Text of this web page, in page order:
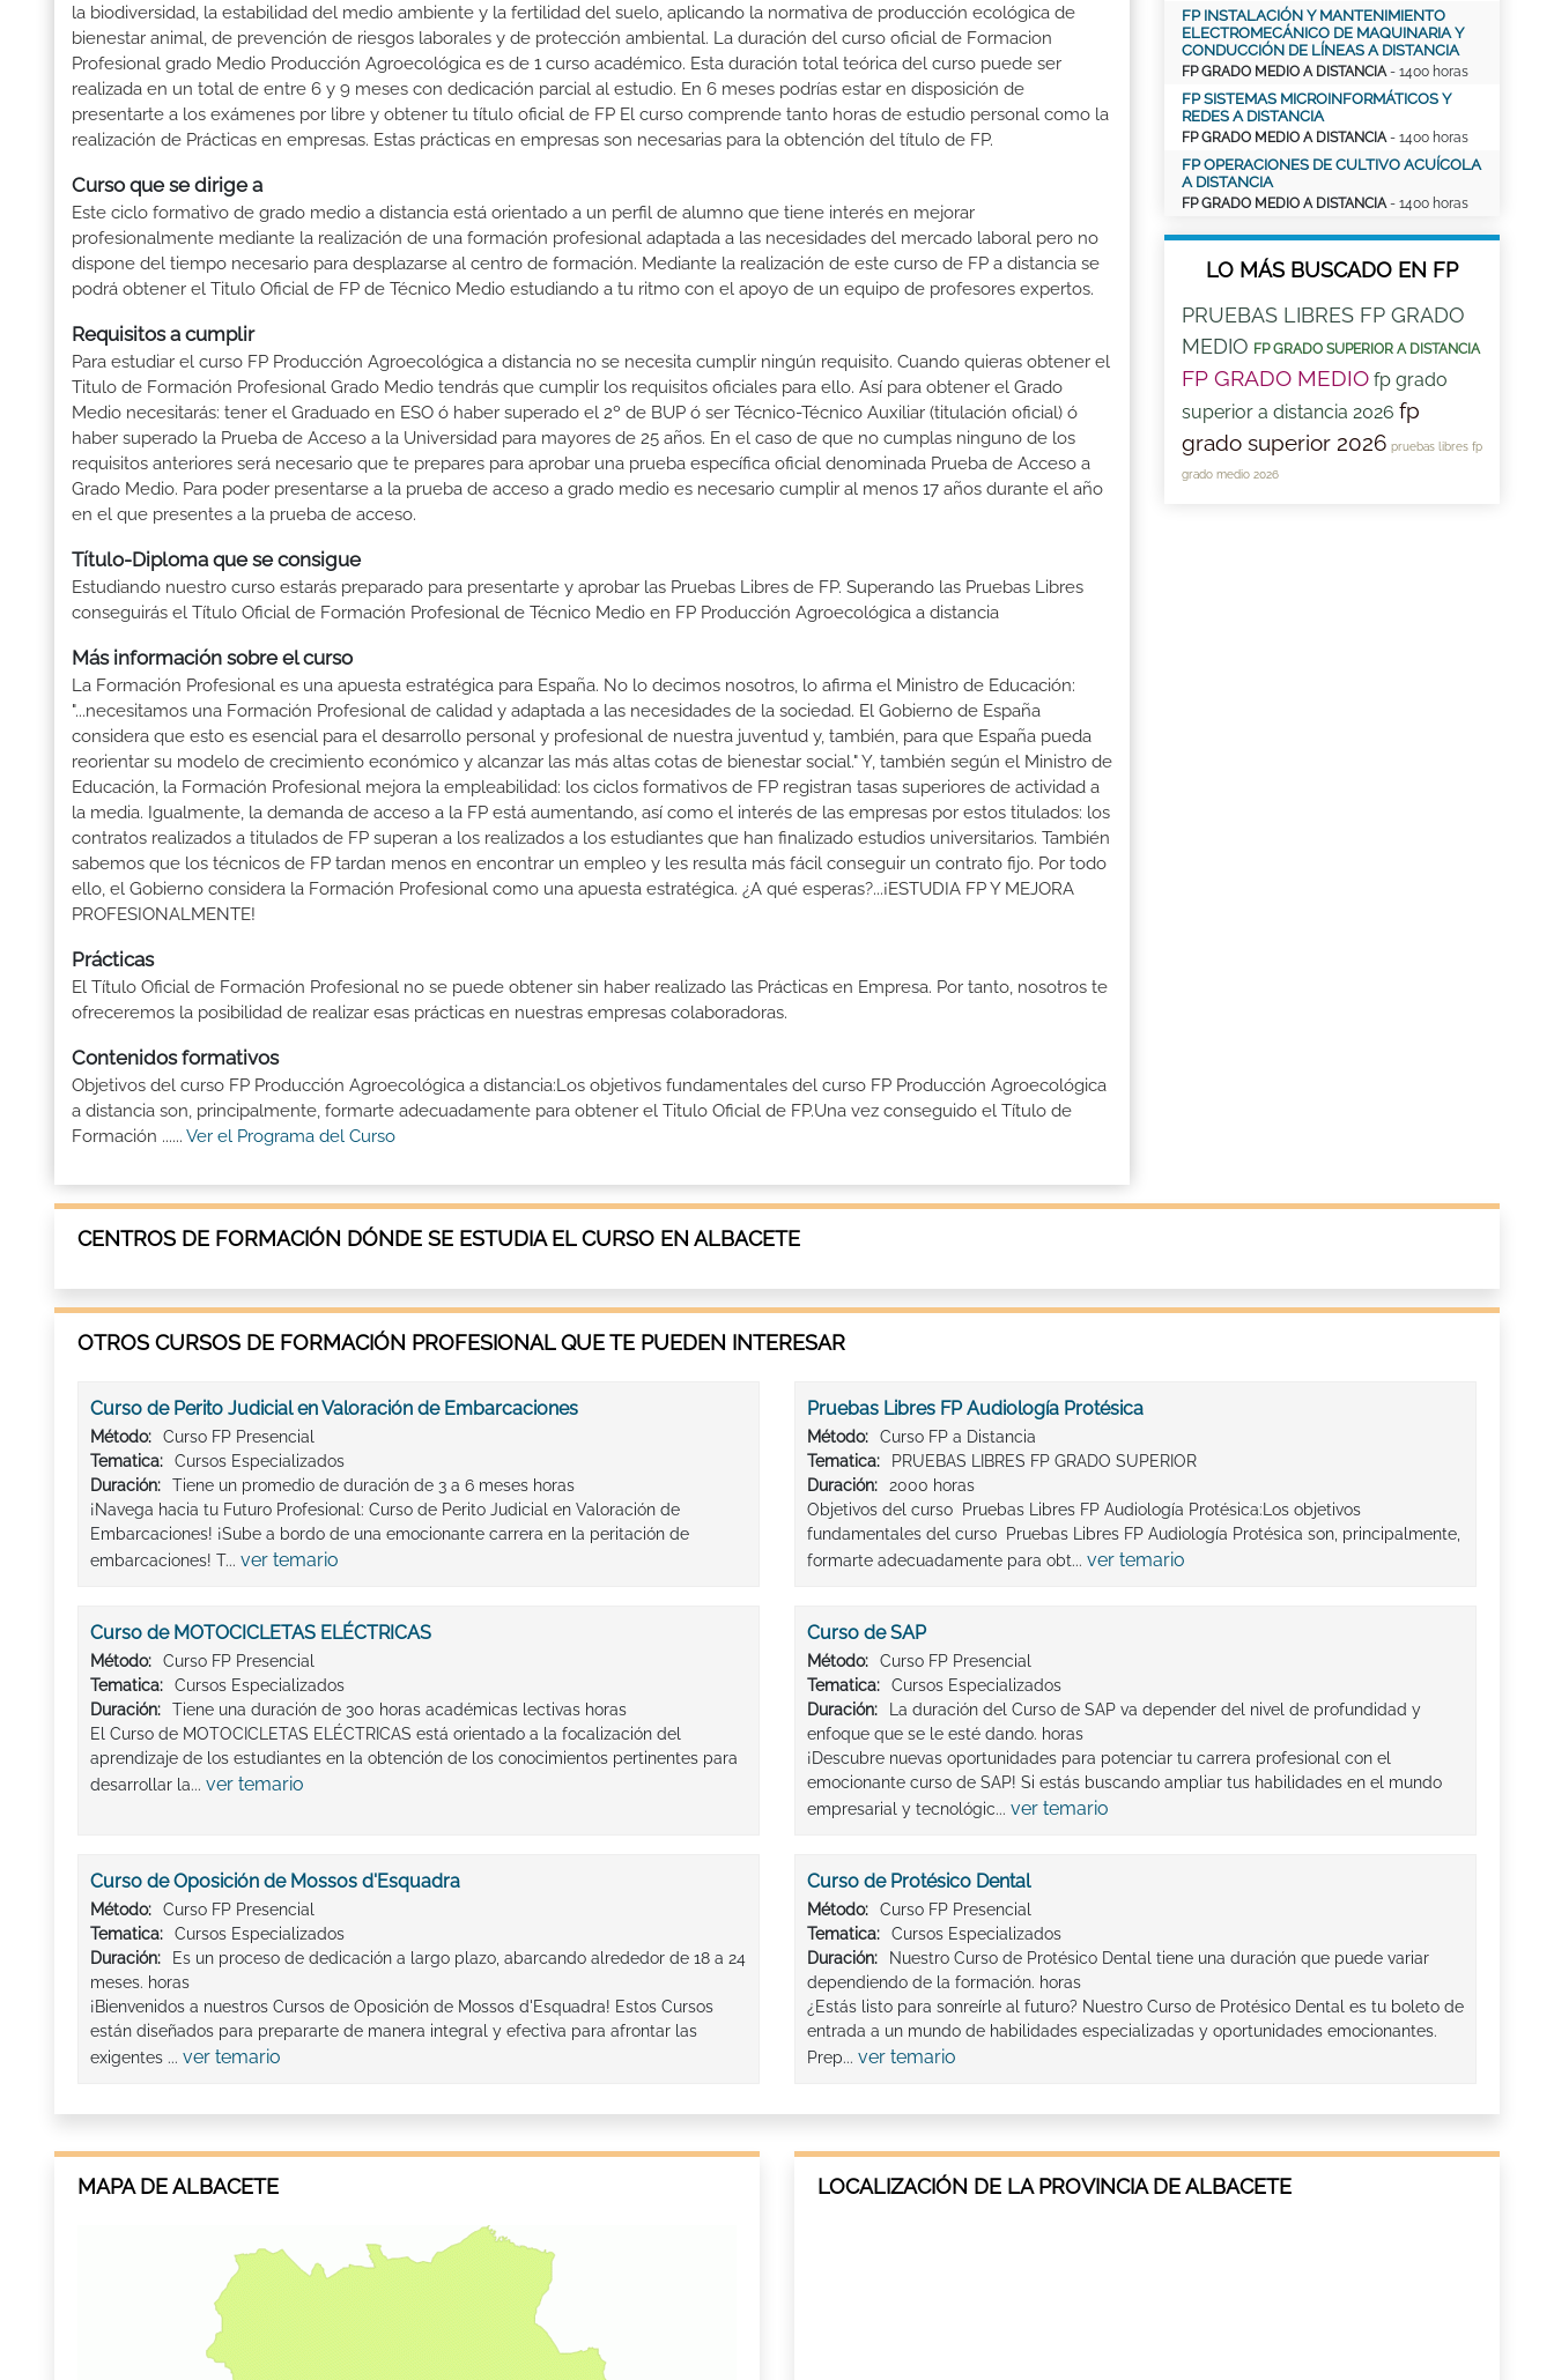
la biodiversidad, la estabilidad del medio ambiente y la fertilidad del suelo, aplicando la normativa de producción ecológica de
bienestar animal, de prevención de riesgos laborales y de protección ambiental. La duración del curso oficial de Formacion
Profesional grado Medio Producción Agroecológica es de 1 curso académico. Esta duración total teórica del curso puede ser
realizada en un total de entre 6 y 9 meses con dedicación parcial al estudio. En 6 meses podrías estar en disposición de
presentarte a los exámenes por libre y obtener tu título oficial de FP El curso comprende tanto horas de estudio personal como la
realización de Prácticas en empresas. Estas prácticas en empresas son necesarias para la obtención del título de FP.
Curso que se dirige a
Este ciclo formativo de grado medio a distancia está orientado a un perfil de alumno que tiene interés en mejorar
profesionalmente mediante la realización de una formación profesional adaptada a las necesidades del mercado laboral pero no
dispone del tiempo necesario para desplazarse al centro de formación. Mediante la realización de este curso de FP a distancia se
podrá obtener el Titulo Oficial de FP de Técnico Medio estudiando a tu ritmo con el apoyo de un equipo de profesores expertos.
Requisitos a cumplir
Para estudiar el curso FP Producción Agroecológica a distancia no se necesita cumplir ningún requisito. Cuando quieras obtener el
Titulo de Formación Profesional Grado Medio tendrás que cumplir los requisitos oficiales para ello. Así para obtener el Grado
Medio necesitarás: tener el Graduado en ESO ó haber superado el 2º de BUP ó ser Técnico-Técnico Auxiliar (titulación oficial) ó
haber superado la Prueba de Acceso a la Universidad para mayores de 25 años. En el caso de que no cumplas ninguno de los
requisitos anteriores será necesario que te prepares para aprobar una prueba específica oficial denominada Prueba de Acceso a
Grado Medio. Para poder presentarse a la prueba de acceso a grado medio es necesario cumplir al menos 17 años durante el año
en el que presentes a la prueba de acceso.
Título-Diploma que se consigue
Estudiando nuestro curso estarás preparado para presentarte y aprobar las Pruebas Libres de FP. Superando las Pruebas Libres
conseguirás el Título Oficial de Formación Profesional de Técnico Medio en FP Producción Agroecológica a distancia
Más información sobre el curso
La Formación Profesional es una apuesta estratégica para España. No lo decimos nosotros, lo afirma el Ministro de Educación:
"...necesitamos una Formación Profesional de calidad y adaptada a las necesidades de la sociedad. El Gobierno de España
considera que esto es esencial para el desarrollo personal y profesional de nuestra juventud y, también, para que España pueda
reorientar su modelo de crecimiento económico y alcanzar las más altas cotas de bienestar social." Y, también según el Ministro de
Educación, la Formación Profesional mejora la empleabilidad: los ciclos formativos de FP registran tasas superiores de actividad a
la media. Igualmente, la demanda de acceso a la FP está aumentando, así como el interés de las empresas por estos titulados: los
contratos realizados a titulados de FP superan a los realizados a los estudiantes que han finalizado estudios universitarios. También
sabemos que los técnicos de FP tardan menos en encontrar un empleo y les resulta más fácil conseguir un contrato fijo. Por todo
ello, el Gobierno considera la Formación Profesional como una apuesta estratégica. ¿A qué esperas?...¡ESTUDIA FP Y MEJORA
PROFESIONALMENTE!
Prácticas
El Título Oficial de Formación Profesional no se puede obtener sin haber realizado las Prácticas en Empresa. Por tanto, nosotros te
ofreceremos la posibilidad de realizar esas prácticas en nuestras empresas colaboradoras.
Contenidos formativos
Objetivos del curso FP Producción Agroecológica a distancia:Los objetivos fundamentales del curso FP Producción Agroecológica
a distancia son, principalmente, formarte adecuadamente para obtener el Titulo Oficial de FP.Una vez conseguido el Título de
Formación ...... Ver el Programa del Curso
FP INSTALACIÓN Y MANTENIMIENTO
ELECTROMECÁNICO DE MAQUINARIA Y
CONDUCCIÓN DE LÍNEAS A DISTANCIA
FP GRADO MEDIO A DISTANCIA- 1400 horas
FP SISTEMAS MICROINFORMÁTICOS Y
REDES A DISTANCIA
FP GRADO MEDIO A DISTANCIA- 1400 horas
FP OPERACIONES DE CULTIVO ACUÍCOLA
A DISTANCIA
FP GRADO MEDIO A DISTANCIA- 1400 horas
LO MÁS BUSCADO EN FP
PRUEBAS LIBRES FP GRADO
MEDIO FP GRADO SUPERIOR A DISTANCIA
FP GRADO MEDIO fp grado
superior a distancia 2026 fp
grado superior 2026 pruebas libres fp
grado medio 2026
CENTROS DE FORMACIÓN DÓNDE SE ESTUDIA EL CURSO EN ALBACETE
OTROS CURSOS DE FORMACIÓN PROFESIONAL QUE TE PUEDEN INTERESAR
Curso de Perito Judicial en Valoración de Embarcaciones
Método:
Curso FP Presencial
Tematica:
Cursos Especializados
Duración:
Tiene un promedio de duración de 3 a 6 meses horas
¡Navega hacia tu Futuro Profesional: Curso de Perito Judicial en Valoración de
Embarcaciones! ¡Sube a bordo de una emocionante carrera en la peritación de
embarcaciones! T... ver temario
Pruebas Libres FP Audiología Protésica
Método:
Curso FP a Distancia
Tematica:
PRUEBAS LIBRES FP GRADO SUPERIOR
Duración:
2000 horas
Objetivos del curso Pruebas Libres FP Audiología Protésica:Los objetivos
fundamentales del curso Pruebas Libres FP Audiología Protésica son, principalmente,
formarte adecuadamente para obt... ver temario
Curso de MOTOCICLETAS ELÉCTRICAS
Método:
Curso FP Presencial
Tematica:
Cursos Especializados
Duración:
Tiene una duración de 300 horas académicas lectivas horas
El Curso de MOTOCICLETAS ELÉCTRICAS está orientado a la focalización del
aprendizaje de los estudiantes en la obtención de los conocimientos pertinentes para
desarrollar la... ver temario
Curso de SAP
Método:
Curso FP Presencial
Tematica:
Cursos Especializados
Duración:
La duración del Curso de SAP va depender del nivel de profundidad y
enfoque que se le esté dando. horas
¡Descubre nuevas oportunidades para potenciar tu carrera profesional con el
emocionante curso de SAP! Si estás buscando ampliar tus habilidades en el mundo
empresarial y tecnológic... ver temario
Curso de Oposición de Mossos d'Esquadra
Método:
Curso FP Presencial
Tematica:
Cursos Especializados
Duración:
Es un proceso de dedicación a largo plazo, abarcando alrededor de 18 a 24
meses. horas
¡Bienvenidos a nuestros Cursos de Oposición de Mossos d'Esquadra! Estos Cursos
están diseñados para prepararte de manera integral y efectiva para afrontar las
exigentes ... ver temario
Curso de Protésico Dental
Método:
Curso FP Presencial
Tematica:
Cursos Especializados
Duración:
Nuestro Curso de Protésico Dental tiene una duración que puede variar
dependiendo de la formación. horas
¿Estás listo para sonreírle al futuro? Nuestro Curso de Protésico Dental es tu boleto de
entrada a un mundo de habilidades especializadas y oportunidades emocionantes.
Prep... ver temario
MAPA DE ALBACETE LOCALIZACIÓN DE LA PROVINCIA DE ALBACETE